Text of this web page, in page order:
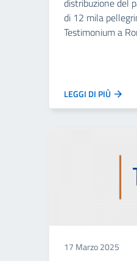
distribuzione del
di 12 mila
Testimonium a
LEGGI DI PIÙ
17 Marzo 2025